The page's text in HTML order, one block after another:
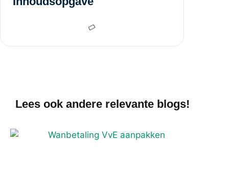
Lees ook andere relevante blogs!